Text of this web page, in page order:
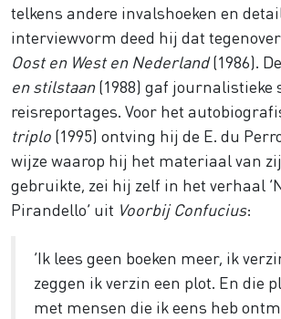
telkens andere invalshoeken en
interviewvorm deed hij dat tegenover
Oost en West en Nederland(1986).
en stilstaan(1988) gaf journalistieke
reisreportages. Voor het
triplo (1995) ontving hij de E. du
wijze waarop hij het materiaal van
gebruikte, zei hij zelf in het verhaal
Pirandello’ uit Voorbij Confucius:
‘Ik lees geen boeken meer, ik
zeggen ik verzin een plot. En die
met mensen die ik eens heb